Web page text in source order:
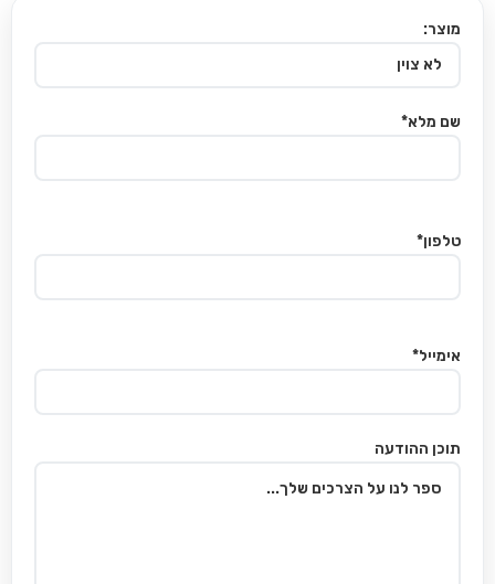
מוצר:
שם מלא*
טלפון*
אימייל*
תוכן ההודעה